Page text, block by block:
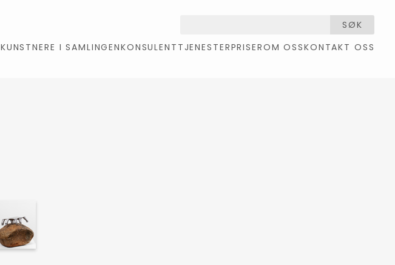
SØK
KUNSTNERE I SAMLINGENKONSULENTTJENESTERPRISEROM OSSKONTAKT OSS